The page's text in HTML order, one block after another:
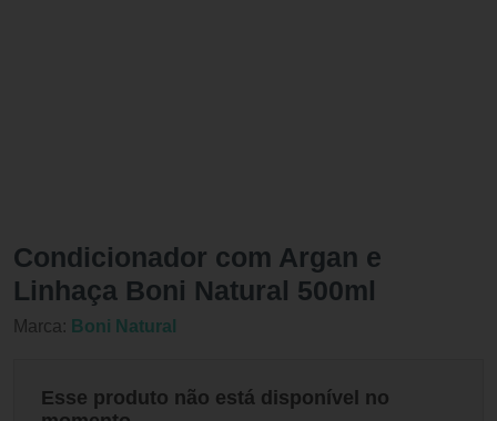
Condicionador com Argan e
Linhaça Boni Natural 500ml
Marca: Boni Natural
Esse produto não está disponível no